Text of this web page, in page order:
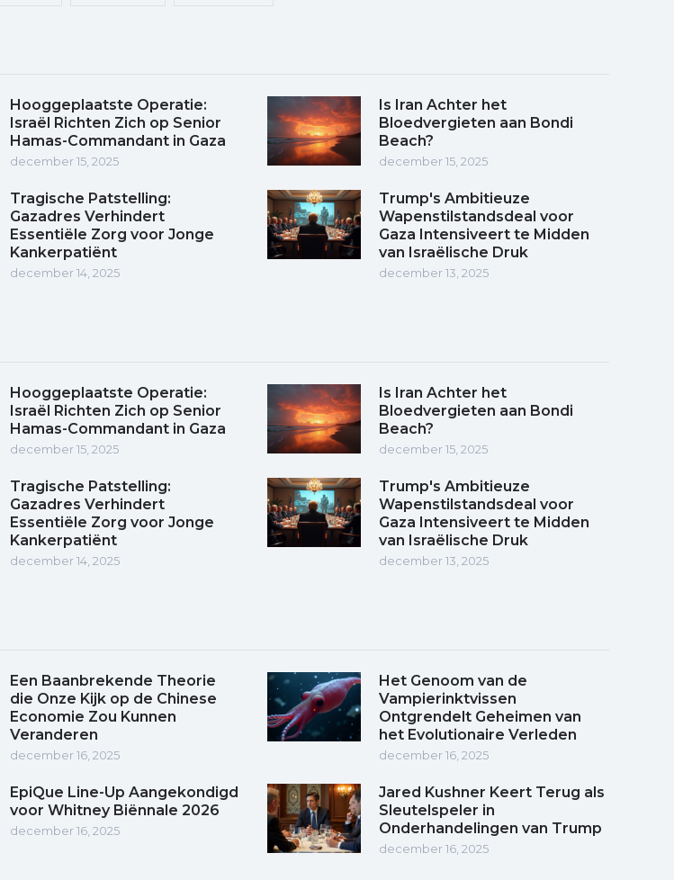
Hooggeplaatste Operatie:
Israël Richten Zich op Senior
Hamas-Commandant in Gaza
december 15, 2025
Is Iran Achter het
Bloedvergieten aan Bondi
Beach?
december 15, 2025
Tragische Patstelling:
Gazadres Verhindert
Essentiële Zorg voor Jonge
Kankerpatiënt
december 14, 2025
Trump's Ambitieuze
Wapenstilstandsdeal voor
Gaza Intensiveert te Midden
van Israëlische Druk
december 13, 2025
Hooggeplaatste Operatie:
Israël Richten Zich op Senior
Hamas-Commandant in Gaza
december 15, 2025
Is Iran Achter het
Bloedvergieten aan Bondi
Beach?
december 15, 2025
Tragische Patstelling:
Gazadres Verhindert
Essentiële Zorg voor Jonge
Kankerpatiënt
december 14, 2025
Trump's Ambitieuze
Wapenstilstandsdeal voor
Gaza Intensiveert te Midden
van Israëlische Druk
december 13, 2025
Een Baanbrekende Theorie
die Onze Kijk op de Chinese
Economie Zou Kunnen
Veranderen
december 16, 2025
Het Genoom van de
Vampierinktvissen
Ontgrendelt Geheimen van
het Evolutionaire Verleden
december 16, 2025
EpiQue Line-Up Aangekondigd
voor Whitney Biënnale 2026
december 16, 2025
Jared Kushner Keert Terug als
Sleutelspeler in
Onderhandelingen van Trump
december 16, 2025